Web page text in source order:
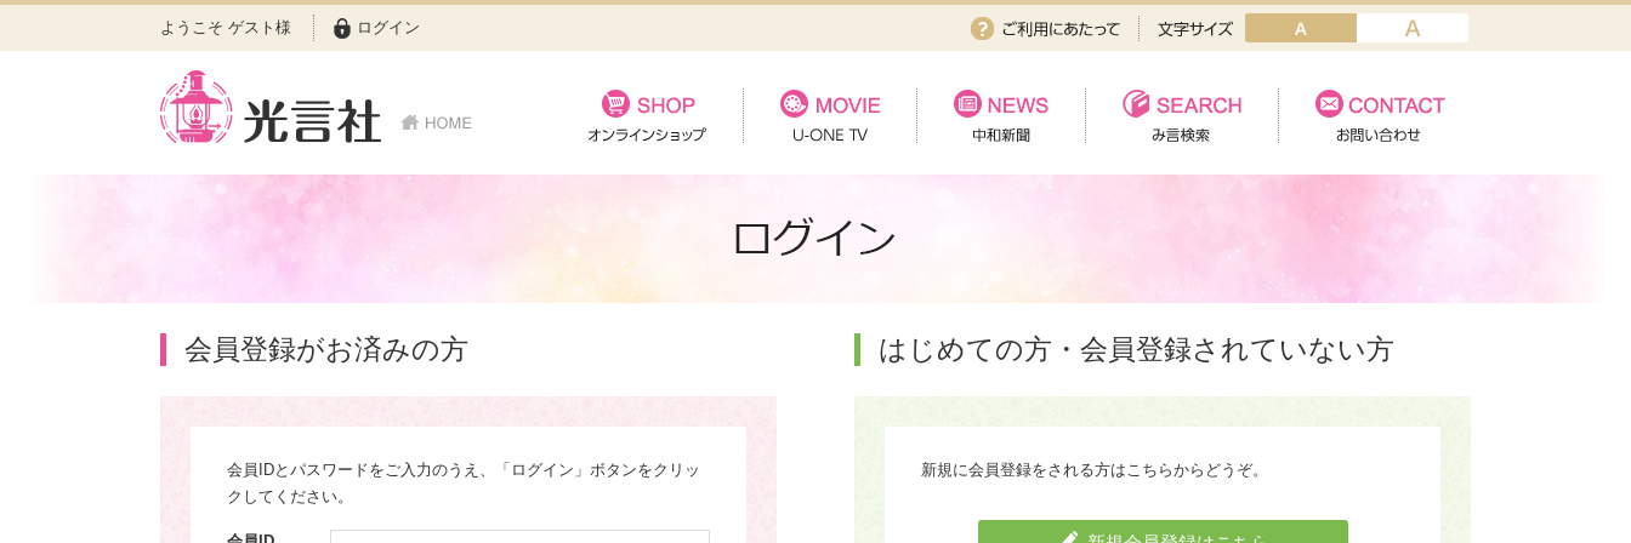
ようこそ ゲスト様 ログイン
会員登録がお済みの方
会員IDとパスワードをご入力のうえ、「ログイン」ボタンをクリッ
クしてください。
はじめての方・会員登録されていない方
新規に会員登録をされる方はこちらからどうぞ。